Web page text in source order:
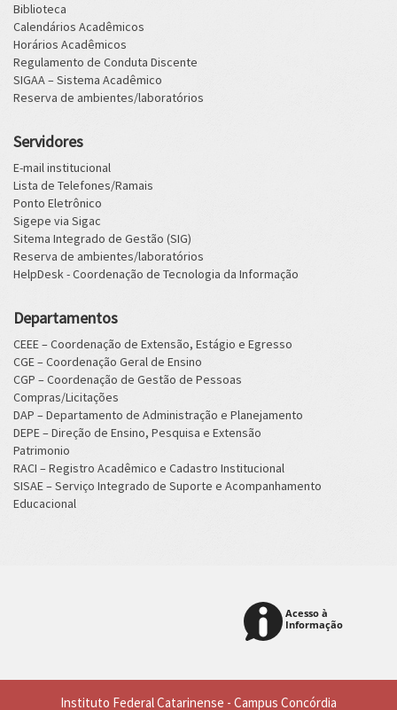
Biblioteca
Calendários Acadêmicos
Horários Acadêmicos
Regulamento de Conduta Discente
SIGAA – Sistema Acadêmico
Reserva de ambientes/laboratórios
Servidores
E-mail institucional
Lista de Telefones/Ramais
Ponto Eletrônico
Sigepe via Sigac
Sitema Integrado de Gestão (SIG)
Reserva de ambientes/laboratórios
HelpDesk - Coordenação de Tecnologia da Informação
Departamentos
CEEE – Coordenação de Extensão, Estágio e Egresso
CGE – Coordenação Geral de Ensino
CGP – Coordenação de Gestão de Pessoas
Compras/Licitações
DAP – Departamento de Administração e Planejamento
DEPE – Direção de Ensino, Pesquisa e Extensão
Patrimonio
RACI – Registro Acadêmico e Cadastro Institucional
SISAE – Serviço Integrado de Suporte e Acompanhamento
Educacional
Instituto Federal Catarinense - Campus Concórdia